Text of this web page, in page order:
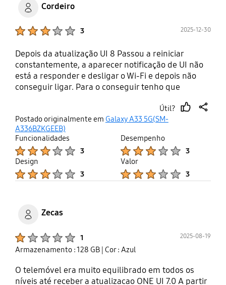
Cordeiro
3 2025-12-30
Depois da atualização UI 8 Passou a reiniciar
constantemente, a aparecer notificação de UI não
está a responder e desligar o Wi-Fi e depois não
conseguir ligar. Para o conseguir tenho que
Útil?
Postado originalmente em Galaxy A33 5G(SM-
A336BZKGEEB)
Funcionalidades
3
Desempenho
3
Design
3
Valor
3
Zecas
1 2025-08-19
Armazenamento : 128 GB | Cor : Azul
O telemóvel era muito equilibrado em todos os
níveis até receber a atualizacao ONE UI 7.0 A partir